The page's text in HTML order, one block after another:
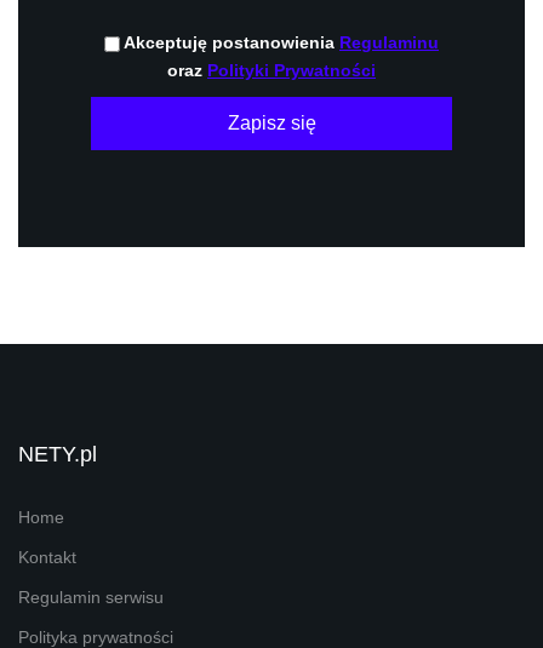
Akceptuję postanowienia Regulaminu
oraz Polityki Prywatności
Zapisz się
NETY.pl
Home
Kontakt
Regulamin serwisu
Polityka prywatności